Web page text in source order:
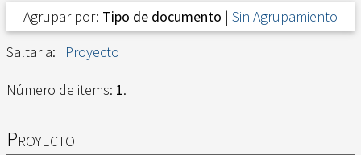
Agrupar por: Tipo de documento | Sin Agrupamiento
Saltar a:
Proyecto
Número de items: 1.
Proyecto